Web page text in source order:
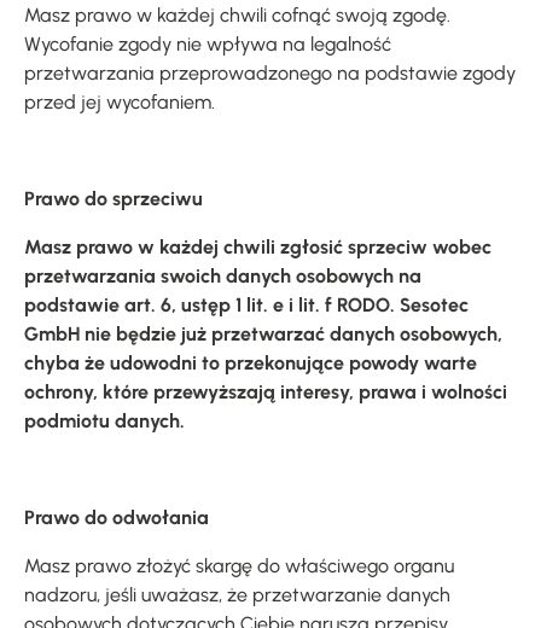
Masz prawo w każdej chwili cofnąć swoją zgodę.
Wycofanie zgody nie wpływa na legalność
przetwarzania przeprowadzonego na podstawie zgody
przed jej wycofaniem.
Prawo do sprzeciwu
Masz prawo w każdej chwili zgłosić sprzeciw wobec
przetwarzania swoich danych osobowych na
podstawie art. 6, ustęp 1 lit. e i lit. f RODO. Sesotec
GmbH nie będzie już przetwarzać danych osobowych,
chyba że udowodni to przekonujące powody warte
ochrony, które przewyższają interesy, prawa i wolności
podmiotu danych.
Prawo do odwołania
Masz prawo złożyć skargę do właściwego organu
nadzoru, jeśli uważasz, że przetwarzanie danych